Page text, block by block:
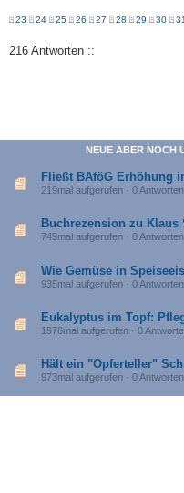
23 24 25 26 27 28 29 30
216 Antworten ::
NEUE ABER NOCH
Fließt BAföG Erhöhung
219mal aufgerufen · 0
Buchrezension zu Klaus
749mal aufgerufen · 0 Antworten
Wie Gemüse in
935mal aufgerufen · 0 Antworten
Eukalyptus im Topf:
1976mal aufgerufen · 0
Hält ein "Opferteller"
973mal aufgerufen · 0 Antworten